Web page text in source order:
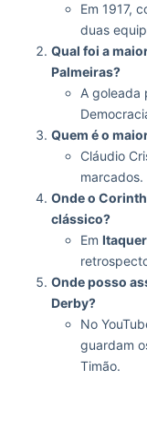
Em 1917,
duas
Qual foi a
Palmeiras?
A goleada
Quem é o
Cláudio
marcados.
Onde o
clássico?
Em
Onde posso
Derby?
No
guardam
Timão.